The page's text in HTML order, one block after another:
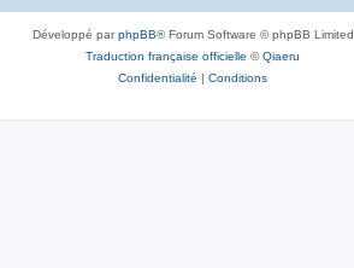
Développé parphpBB® Forum Software © phpBB Limited
Traduction française officielle ©Qiaeru
Confidentialité | Conditions